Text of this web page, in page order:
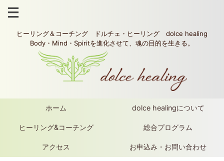
ヒーリング＆コーチング ドルチェ・ヒーリング dolce healing
Body・Mind・Spiritを進化させて、魂の目的を生きる。
ホーム dolce healingについて
ヒーリング&コーチング 総合プログラム
アクセス お申込み・お問い合わせ